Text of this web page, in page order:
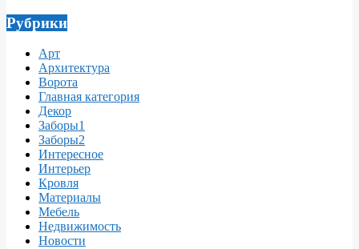
Рубрики
Арт
Архитектура
Ворота
Главная категория
Декор
Заборы1
Заборы2
Интересное
Интерьер
Кровля
Материалы
Мебель
Недвижимость
Новости